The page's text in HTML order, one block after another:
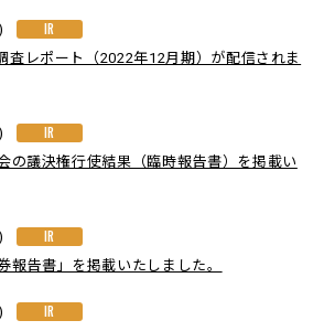
IR
査レポート（2022年12月期）が配信されま
IR
の議決権行使結果（臨時報告書）を掲載い
IR
報告書」を掲載いたしました。
IR